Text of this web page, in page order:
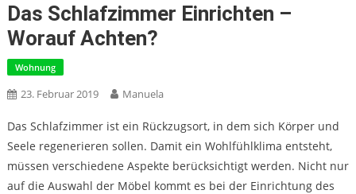
Das Schlafzimmer Einrichten –
Worauf Achten?
Wohnung
23. Februar 2019 Manuela
Das Schlafzimmer ist ein Rückzugsort, in dem sich Körper und
Seele regenerieren sollen. Damit ein Wohlfühlklima entsteht,
müssen verschiedene Aspekte berücksichtigt werden. Nicht nur
auf die Auswahl der Möbel kommt es bei der Einrichtung des